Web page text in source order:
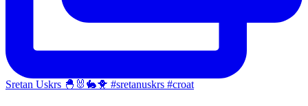
Sretan Uskrs 🐣🐰🐇🐥 #sretanuskrs #croat